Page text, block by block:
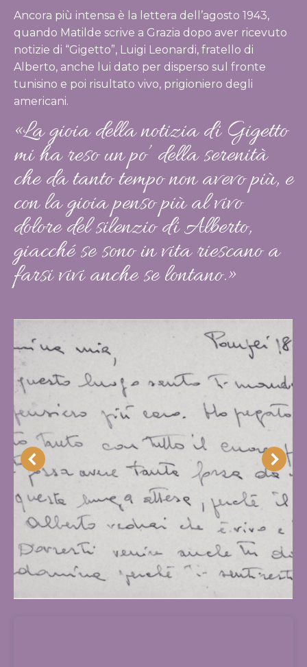
Ancora più intensa è la lettera dell’agosto 1943,
quando Matilde scrive a Grazia dopo aver ricevuto
notizie di “Gigetto”, Luigi Leonardi, fratello di
Alberto, anche lui dato per disperso sul fronte
tunisino e poi risultato vivo, prigioniero degli
americani.
«La gioia della notizia di Gigetto
mi ha reso un po’ della serenità
che da tanto tempo non avevo più, e
con la gioia penso più al vivo
dolore del silenzio di Alberto,
giacché se sono in vita riescano a
farsi vivi anche se lontano.»